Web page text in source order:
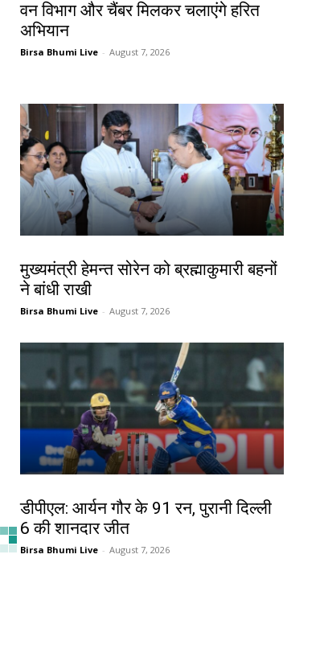
वन विभाग और चैंबर मिलकर चलाएंगे हरित
अभियान
Birsa Bhumi Live - August 7, 2026
मुख्यमंत्री हेमन्त सोरेन को ब्रह्माकुमारी बहनों
ने बांधी राखी
Birsa Bhumi Live - August 7, 2026
डीपीएल: आर्यन गौर के 91 रन, पुरानी दिल्ली
6 की शानदार जीत
Birsa Bhumi Live - August 7, 2026